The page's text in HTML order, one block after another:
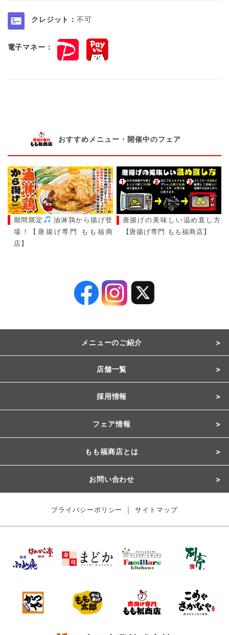
クレジット：不可
電子マネー：
おすすめメニュー・開催中のフェア
期間限定
油淋鶏から揚げ登
場！【唐揚げ専門 もも福商
店】
唐揚げの美味しい温め直し方
【唐揚げ専門 もも福商店】
メニューのご紹介
店舗一覧
採用情報
フェア情報
もも福商店とは
お問い合わせ
プライバシーポリシー ｜サイトマップ